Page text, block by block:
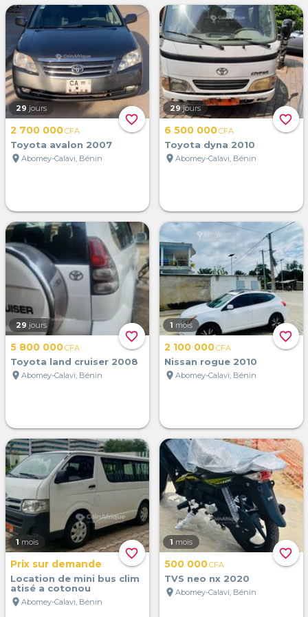
favorite_border
29 jours
2 700 000CFA
Toyota avalon 2007
location_on Abomey-Calavi, Bénin
favorite_border
29 jours
6 500 000CFA
Toyota dyna 2010
location_on Abomey-Calavi, Bénin
favorite_border
29 jours
5 800 000CFA
Toyota land cruiser 2008
location_on Abomey-Calavi, Bénin
favorite_border
1 mois
2 100 000CFA
Nissan rogue 2010
location_on Abomey-Calavi, Bénin
favorite_border
1 mois
Prix sur demande
Location de mini bus clim
atisé a cotonou
location_on Abomey-Calavi, Bénin
favorite_border
1 mois
500 000CFA
TVS neo nx 2020
location_on Abomey-Calavi, Bénin